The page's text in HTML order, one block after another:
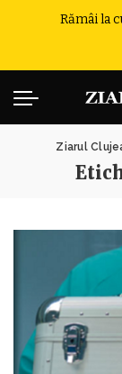
Rămâi la
Ziarul